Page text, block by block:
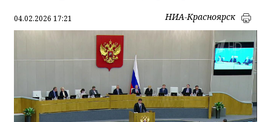
04.02.2026 17:21 НИА-Красноярск